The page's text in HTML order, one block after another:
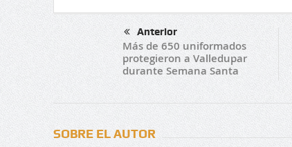
Anterior
Más de 650 uniformados
protegieron a Valledupar
durante Semana Santa
SOBRE EL AUTOR